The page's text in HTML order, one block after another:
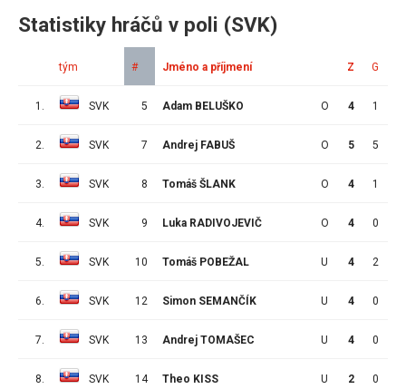
Statistiky hráčů v poli (SVK)
tým # Jméno a příjmení Z G
1. SVK 5 Adam BELUŠKO O 4 1
2. SVK 7 Andrej FABUŠ O 5 5
3. SVK 8 Tomáš ŠLANK O 4 1
4. SVK 9 Luka RADIVOJEVIČ O 4 0
5. SVK 10 Tomáš POBEŽAL U 4 2
6. SVK 12 Simon SEMANČÍK U 4 0
7. SVK 13 Andrej TOMAŠEC U 4 0
8. SVK 14 Theo KISS U 2 0